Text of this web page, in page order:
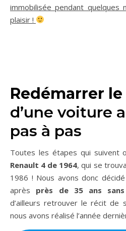
immobilisée pendant quelques
plaisir !
Redémarrer
d’une voiture
pas à pas
Toutes les étapes qui suivent
Renault 4 de 1964, qui se
1986 ! Nous avons donc
après près de 35 ans
d’ailleurs retrouver le récit de
nous avons réalisé l’année